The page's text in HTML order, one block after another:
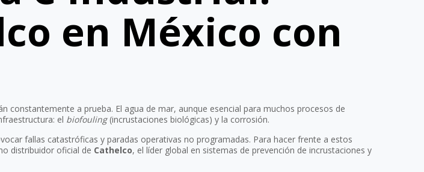
en México con
constantemente a prueba. El agua de mar, aunque esencial para muchos procesos de
el biofouling(incrustaciones biológicas) y la corrosión.
fallas catastróficas y paradas operativas no programadas. Para hacer frente a estos
distribuidor oficial de Cathelco, el líder global en sistemas de prevención de incrustaciones y